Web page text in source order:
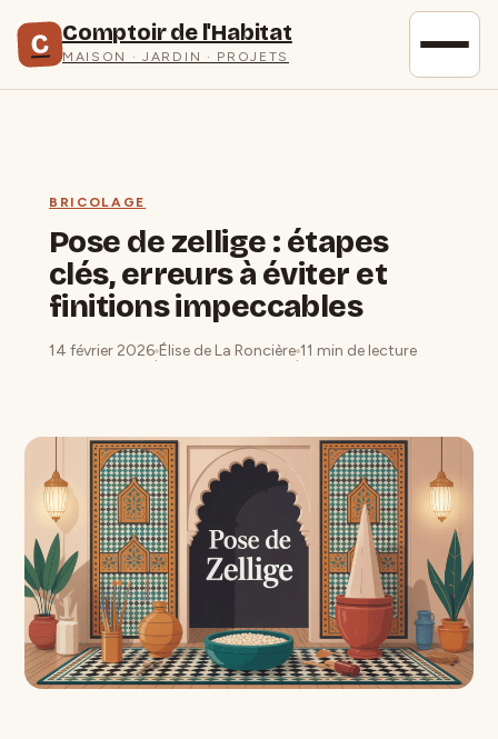
C Comptoir de l'Habitat
MAISON · JARDIN · PROJETS
BRICOLAGE
Pose de zellige : étapes
clés, erreurs à éviter et
finitions impeccables
14 février 2026
·
Élise de La Roncière
·
11 min de lecture